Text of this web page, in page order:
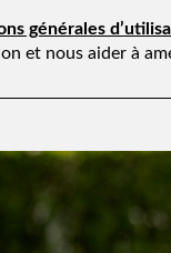
générales
et nous aider à